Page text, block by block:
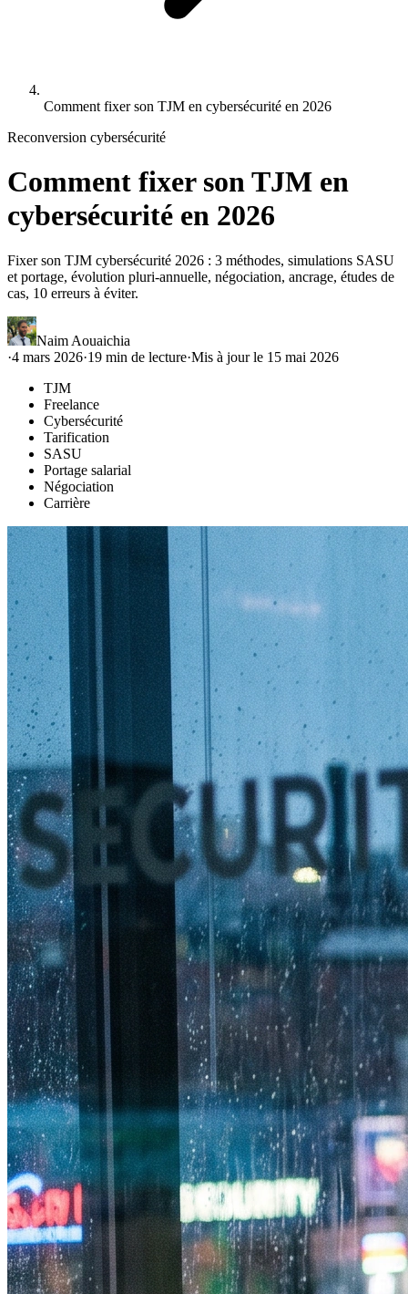
Comment fixer son TJM en cybersécurité en 2026
Reconversion cybersécurité
Comment fixer son TJM en
cybersécurité en 2026
Fixer son TJM cybersécurité 2026 : 3 méthodes, simulations SASU
et portage, évolution pluri-annuelle, négociation, ancrage, études de
cas, 10 erreurs à éviter.
Naim Aouaichia
·4 mars 2026·19 min de lecture·Mis à jour le 15 mai 2026
TJM
Freelance
Cybersécurité
Tarification
SASU
Portage salarial
Négociation
Carrière